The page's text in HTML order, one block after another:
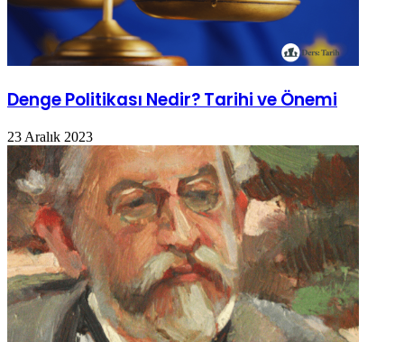
Denge Politikası Nedir? Tarihi ve Önemi
23 Aralık 2023